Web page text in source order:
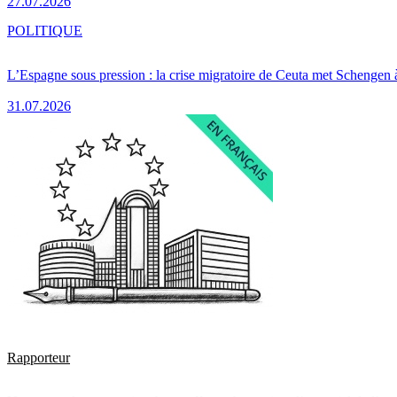
L’Espagne sous pression : la crise migratoire de Ceuta met Schengen
31.07.2026
POLITIQUE
Rapporteur